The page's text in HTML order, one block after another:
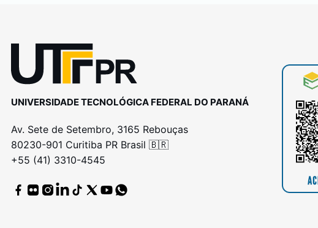
UNIVERSIDADE TECNOLÓGICA FEDERAL DO PARANÁ
Av. Sete de Setembro, 3165 Rebouças
80230-901 Curitiba PR Brasil 🇧🇷
+55 (41) 3310-4545